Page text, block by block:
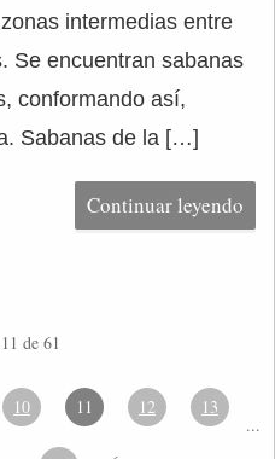
intermedias entre
Se encuentran sabanas
conformando así,
Sabanas de la […]
Continuar leyendo
de 61
10 11 12 13
...